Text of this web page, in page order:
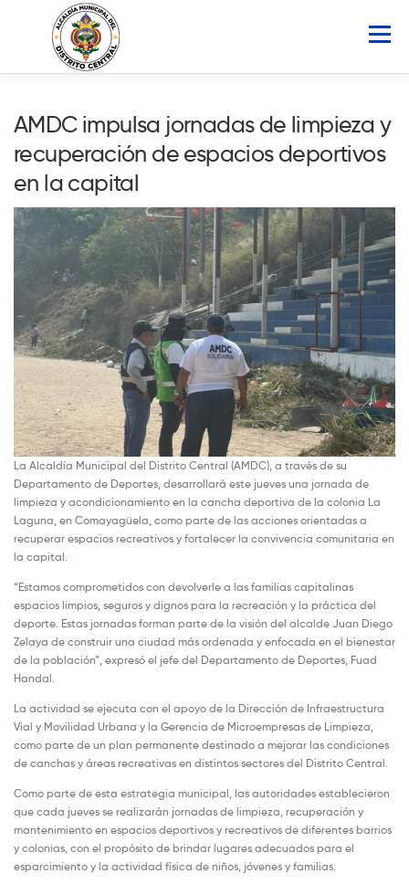
Menú
ATLAS MUNICIPAL
PORTAL DE TRANSPARENCIA
Buscar:
AMDC impulsa jornadas de limpieza y
recuperación de espacios deportivos
en la capital
La Alcaldía Municipal del Distrito Central (AMDC), a través de su
Departamento de Deportes, desarrollará este jueves una jornada de
limpieza y acondicionamiento en la cancha deportiva de la colonia La
Laguna, en Comayagüela, como parte de las acciones orientadas a
recuperar espacios recreativos y fortalecer la convivencia comunitaria en
la capital.
“Estamos comprometidos con devolverle a las familias capitalinas
espacios limpios, seguros y dignos para la recreación y la práctica del
deporte. Estas jornadas forman parte de la visión del alcalde Juan Diego
Zelaya de construir una ciudad más ordenada y enfocada en el bienestar
de la población”, expresó el jefe del Departamento de Deportes, Fuad
Handal.
La actividad se ejecuta con el apoyo de la Dirección de Infraestructura
Vial y Movilidad Urbana y la Gerencia de Microempresas de Limpieza,
como parte de un plan permanente destinado a mejorar las condiciones
de canchas y áreas recreativas en distintos sectores del Distrito Central.
Como parte de esta estrategia municipal, las autoridades establecieron
que cada jueves se realizarán jornadas de limpieza, recuperación y
mantenimiento en espacios deportivos y recreativos de diferentes barrios
y colonias, con el propósito de brindar lugares adecuados para el
esparcimiento y la actividad física de niños, jóvenes y familias.